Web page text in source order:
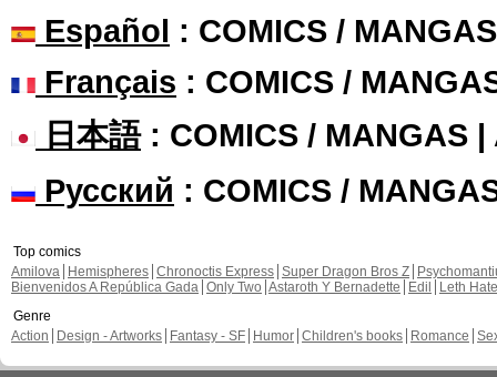
Español : COMICS /
Français : COMICS /
日本語: COMICS / MANGAS |
Русский : COMICS /
Top comics
Amilova
Hemispheres Chronoctis Express Super Dragon Bros Z
Bienvenidos A República Gada Only Two Astaroth Y Bernadette Edil
Leth Hate
Genre
Action
Design - Artworks Fantasy - SF Humor Children's books Romance